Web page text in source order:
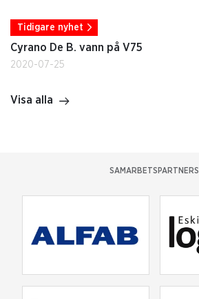
Tidigare nyhet
Cyrano De B. vann på V75
2020-07-25
Visa alla
SAMARBETSPARTNERS